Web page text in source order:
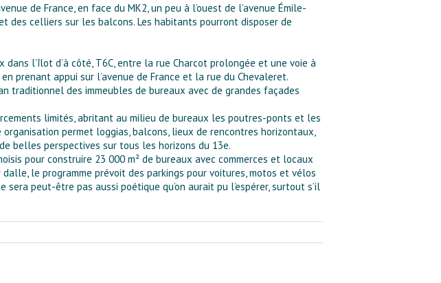
de France, en face du MK2, un peu à l’ouest de l’avenue Émile-
des celliers sur les balcons. Les habitants pourront disposer de
l’îlot d’à côté, T6C, entre la rue Charcot prolongée et une voie à
prenant appui sur l’avenue de France et la rue du Chevaleret.
traditionnel des immeubles de bureaux avec de grandes façades
limités, abritant au milieu de bureaux les poutres-ponts et les
permet loggias, balcons, lieux de rencontres horizontaux,
belles perspectives sur tous les horizons du 13e.
pour construire 23 000 m² de bureaux avec commerces et locaux
le programme prévoit des parkings pour voitures, motos et vélos
peut-être pas aussi poétique qu’on aurait pu l’espérer, surtout s’il